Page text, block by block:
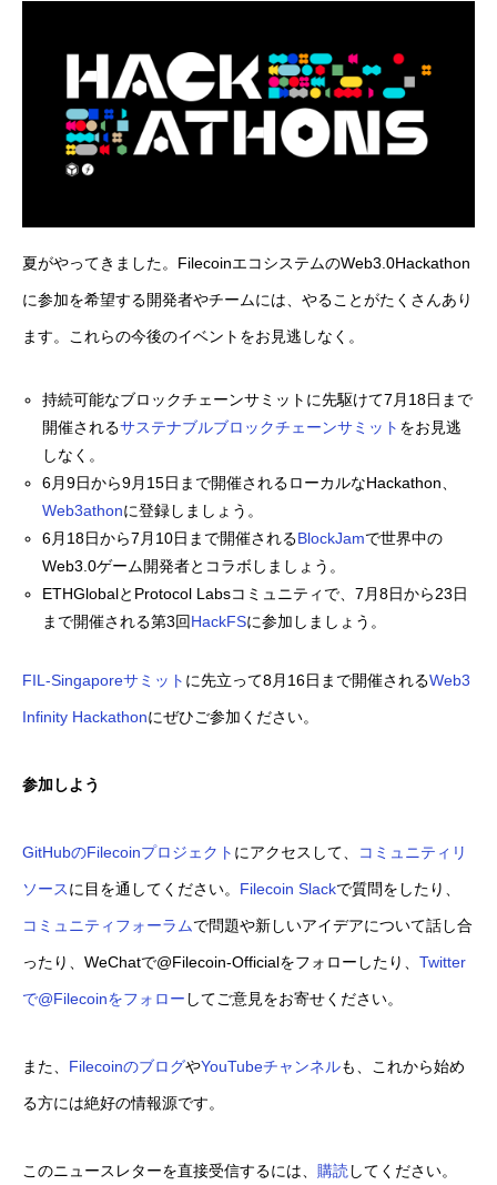
夏がやってきました。FilecoinエコシステムのWeb3.0Hackathon
に参加を希望する開発者やチームには、やることがたくさんあり
ます。これらの今後のイベントをお見逃しなく。
持続可能なブロックチェーンサミットに先駆けて7月18日まで
開催されるサステナブルブロックチェーンサミット をお見逃
しなく。
6月9日から9月15日まで開催されるローカルなHackathon、
Web3athonに登録しましょう。
6月18日から7月10日まで開催されるBlockJamで世界中の
Web3.0ゲーム開発者とコラボしましょう。
ETHGlobalとProtocol Labsコミュニティで、7月8日から23日
まで開催される第3回HackFSに参加しましょう。
FIL-Singaporeサミット に先立って8月16日まで開催されるWeb3
Infinity Hackathonにぜひご参加ください。
参加しよう
GitHubのFilecoinプロジェクト にアクセスして、 コミュニティリ
ソースに目を通してください。 Filecoin Slackで質問をしたり、
コミュニティフォーラムで問題や新しいアイデアについて話し合
ったり、WeChatで@Filecoin-Officialをフォローしたり、 Twitter
で@Filecoinをフォロー してご意見をお寄せください。
また、 FilecoinのブログやYouTubeチャンネルも、これから始め
る方には絶好の情報源です。
このニュースレターを直接受信するには、 購読してください。